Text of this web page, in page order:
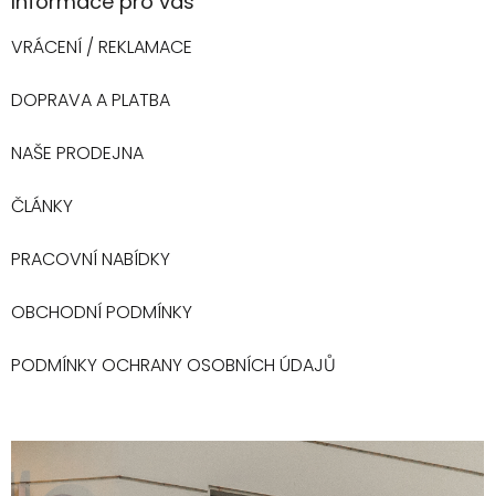
VRÁCENÍ / REKLAMACE
DOPRAVA A PLATBA
NAŠE PRODEJNA
ČLÁNKY
PRACOVNÍ NABÍDKY
OBCHODNÍ PODMÍNKY
PODMÍNKY OCHRANY OSOBNÍCH ÚDAJŮ